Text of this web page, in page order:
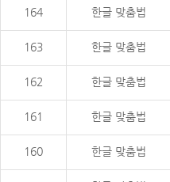
164 한글 맞춤법
163 한글 맞춤법
162 한글 맞춤법
161 한글 맞춤법
160 한글 맞춤법